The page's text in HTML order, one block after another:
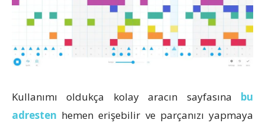
Kullanımı oldukça kolay aracın sayfasına bu
adresten hemen erişebilir ve parçanızı yapmaya